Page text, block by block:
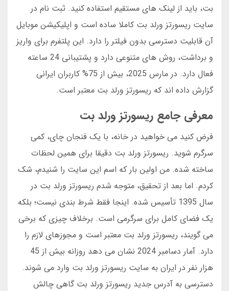
بت، باید از لینک های مستقیم استفاده کنید. ثبت نام در
سایت ریسورتز ورلد بت کاملا ساده است و اپلیکیشن موبایل
آن قابلیت دسترسی بدون فیلتر را دارد. این پلتفرم برای واریز
و برداشت، روش های متنوعی دارد و پشتیبانی 24 ساعته
فعال دارد. در مارس 2025، بیش از 75% کاربران ایرانی
گزارش داده اند که ریسورتز ورلد بت معتبر است.
معرفی جامع ریسورتز ورلد بت
فرض کنید می خواهید در خانه، با یک فنجان چای، کمی
سرگرم شوید. ریسورتز ورلد بت دقیقا برای همین لحظات
ساخته شده. من اولین بار که اسم این سایت را شنیدم، شک
کردم. اما بعد از تحقیق، متوجه شدم ریسورتز ورلد بت در
سال 1395 تأسیس شده. اینجا فقط شرط بندی نیست؛ بلکه
یک فضای کامل برای سرگرمی است. برخلاف چیزی که برخی
می گویند، ریسورتز ورلد بت معتبر است و مجوزهای لازم را
دارد. آمار دسامبر 2024 نشان می دهد روزانه بیش از 45
هزار نفر در ایران به سایت ریسورتز ورلد بت وارد می شوند.
دسترسی به آدرس جدید ریسورتز ورلد بت گاهی چالش